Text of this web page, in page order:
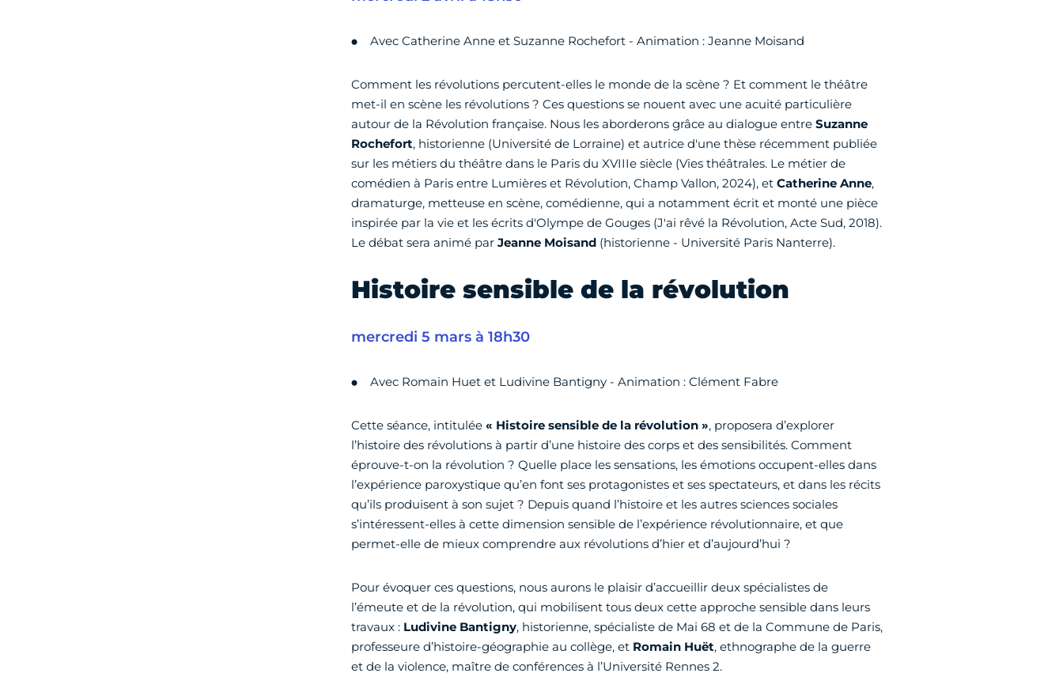
Avec Catherine Anne et Suzanne Rochefort - Animation : Jeanne Moisand
Comment les révolutions percutent-elles le monde de la scène ? Et comment le théâtre
met-il en scène les révolutions ? Ces questions se nouent avec une acuité particulière
autour de la Révolution française. Nous les aborderons grâce au dialogue entreSuzanne
Rochefort, historienne (Université de Lorraine) et autrice d'une thèse récemment publiée
sur les métiers du théâtre dans le Paris du XVIIIe siècle (Vies théâtrales. Le métier de
comédien à Paris entre Lumières et Révolution, Champ Vallon, 2024), et Catherine Anne,
dramaturge, metteuse en scène, comédienne, qui a notamment écrit et monté une pièce
inspirée par la vie et les écrits d'Olympe de Gouges (J'ai rêvé la Révolution, Acte Sud, 2018).
Le débat sera animé par Jeanne Moisand(historienne - Université Paris Nanterre).
Histoire sensible de la révolution
mercredi 5 mars à 18h30
Avec Romain Huet et Ludivine Bantigny - Animation : Clément Fabre
Cette séance, intitulée « Histoire sensible de la révolution », proposera d’explorer
l’histoire des révolutions à partir d’une histoire des corps et des sensibilités. Comment
éprouve-t-on la révolution ? Quelle place les sensations, les émotions occupent-elles dans
l’expérience paroxystique qu’en font ses protagonistes et ses spectateurs, et dans les récits
qu’ils produisent à son sujet ? Depuis quand l’histoire et les autres sciences sociales
s’intéressent-elles à cette dimension sensible de l’expérience révolutionnaire, et que
permet-elle de mieux comprendre aux révolutions d’hier et d’aujourd’hui ?
Pour évoquer ces questions, nous aurons le plaisir d’accueillir deux spécialistes de
l’émeute et de la révolution, qui mobilisent tous deux cette approche sensible dans leurs
travaux : Ludivine Bantigny, historienne, spécialiste de Mai 68 et de la Commune de Paris,
professeure d’histoire-géographie au collège, et Romain Huët, ethnographe de la guerre
et de la violence, maître de conférences à l’Université Rennes 2.